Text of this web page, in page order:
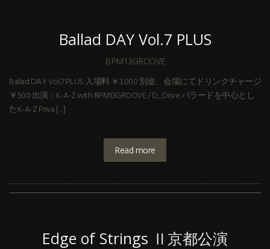
Ballad DAY Vol.7 PLUS
BPM13GROOVE
Ballad DAY Vol.7 PLUS 入場料 ￥3,000 別途、会場にてドリンクチャージ
￥500 出演：K-A-Z with BPM13GROOVE / D_Drive バラードを中心とし
たK-A-Z Priva […]
Read more
Edge of Strings Ⅱ京都公演